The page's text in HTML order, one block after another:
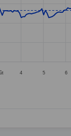
4 5 6